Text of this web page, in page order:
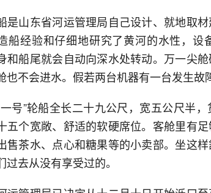
是山东省河运管理局自己设计、就地取
船经验和仔细地研究了黄河的水性，设
和船尾就会自动向深水处转动。万一尖
也不会进水。假若两台机器有一台发生故
号”轮船全长二十九公尺，宽五公尺半
五个宽敞、舒适的软硬席位。客舱里有
售茶水、点心和糖果等的小卖部。坐这
过去从没有享受过的。